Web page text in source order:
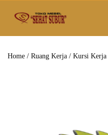
Home / Ruang Kerja / Kursi Kerja